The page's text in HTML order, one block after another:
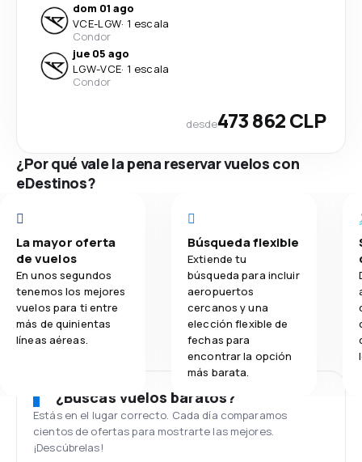
dom 01 ago
VCE-LGW· 1 escala
Condor
jue 05 ago
LGW-VCE· 1 escala
Condor
desde473 862 CLP
¿Por qué vale la pena reservar vuelos con
eDestinos?
La mayor oferta
de vuelos
En unos segundos
tenemos los mejores
vuelos para ti entre
más de quinientas
líneas aéreas.
Búsqueda flexible
Extiende tu
búsqueda para incluir
aeropuertos
cercanos y una
elección flexible de
fechas para
encontrar la opción
más barata.
¿Buscas vuelos baratos?
Estás en el lugar correcto. Cada día comparamos
cientos de ofertas para mostrarte las mejores.
¡Descúbrelas!